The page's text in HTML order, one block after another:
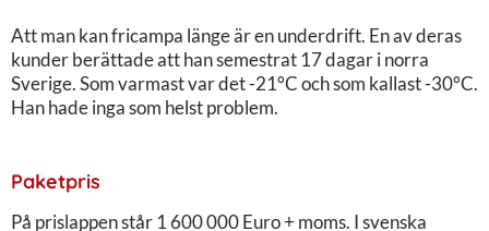
Att man kan fricampa länge är en underdrift. En av deras
kunder berättade att han semestrat 17 dagar i norra
Sverige. Som varmast var det -21°C och som kallast -30°C.
Han hade inga som helst problem.
Paketpris
På prislappen står 1 600 000 Euro + moms. I svenska